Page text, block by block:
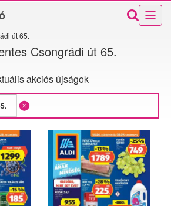
út 65.
Csongrádi út 65.
akciós újságok